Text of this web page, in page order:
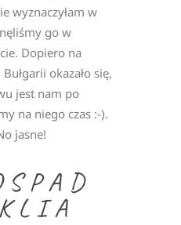
wyznaczyłam w
go w
Dopiero na
okazało się,
jest nam po
na niego czas :-).
jasne!